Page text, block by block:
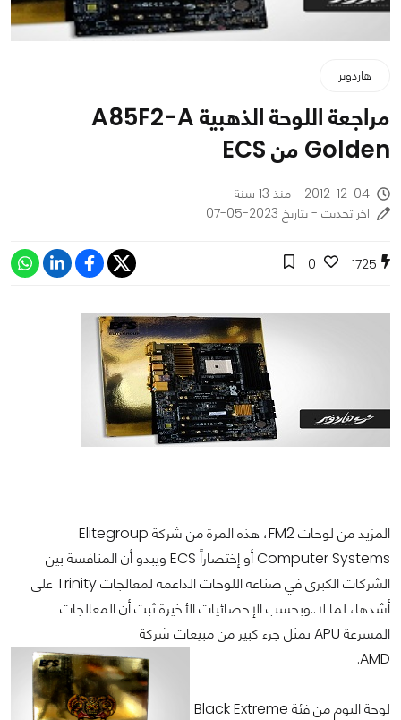
هاردوير
مراجعة اللوحة الذهبية A85F2-A
Golden من ECS
2012-12-04 - منذ 13 سنة
اخر تحديث - بتاريخ 2023-05-07
1725
0
المزيد من لوحات FM2، هذه المرة من شركة Elitegroup
Computer Systems أو إختصاراً ECS ويبدو أن المنافسة بين
الشركات الكبرى في صناعة اللوحات الداعمة لمعالجات Trinity على
أشدها، لما لا..وبحسب الإحصائيات الأخيرة ثبت أن المعالجات
المسرعة APU تمثل جزء كبير من مبيعات شركة
AMD.
لوحة اليوم من فئة Black Extreme